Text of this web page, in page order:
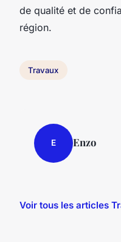
de qualité et de
région.
Travaux
E Enzo
Voir tous les articles